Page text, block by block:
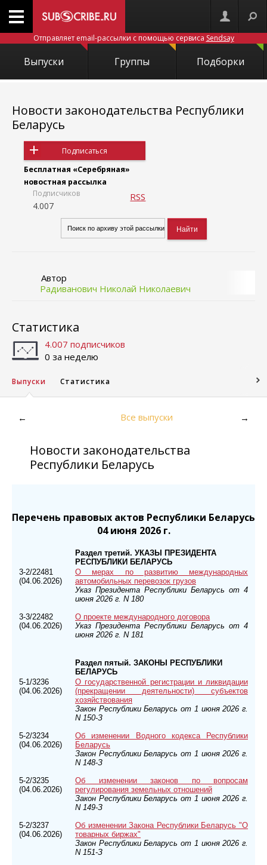
Отправляет email-рассылки с помощью сервиса Sendsay
Выпуски Группы Подборки
Новости законодательства Республики
Беларусь
Подписаться
Бесплатная «Серебряная»
новостная рассылка
Подписчиков
4.007
RSS
Автор
Радиванович Николай Николаевич
Статистика
4.007 подписчиков
0 за неделю
Выпуски Статистика
← Все выпуски →
Новости законодательства
Республики Беларусь
Перечень правовых актов Республики Беларусь
04 июня 2026 г.
Раздел третий. УКАЗЫ ПРЕЗИДЕНТА
РЕСПУБЛИКИ БЕЛАРУСЬ
3-2/22481
(04.06.2026)
О мерах по развитию международных
автомобильных перевозок грузов
Указ Президента Республики Беларусь от 4
июня 2026 г. N 180
3-3/22482
(04.06.2026)
О проекте международного договора
Указ Президента Республики Беларусь от 4
июня 2026 г. N 181
Раздел пятый. ЗАКОНЫ РЕСПУБЛИКИ
БЕЛАРУСЬ
5-1/3236
(04.06.2026)
О государственной регистрации и ликвидации
(прекращении деятельности) субъектов
хозяйствования
Закон Республики Беларусь от 1 июня 2026 г.
N 150-З
5-2/3234
(04.06.2026)
Об изменении Водного кодекса Республики
Беларусь
Закон Республики Беларусь от 1 июня 2026 г.
N 148-З
5-2/3235
(04.06.2026)
Об изменении законов по вопросам
регулирования земельных отношений
Закон Республики Беларусь от 1 июня 2026 г.
N 149-З
5-2/3237
(04.06.2026)
Об изменении Закона Республики Беларусь "О
товарных биржах"
Закон Республики Беларусь от 1 июня 2026 г.
N 151-З